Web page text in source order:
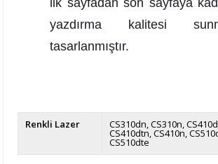
ilk sayfadan son sayfaya
yazdırma kalitesi
tasarlanmıştır.
Renkli Lazer CS310dn CS310n
CS410dtn CS410n
CS510dte